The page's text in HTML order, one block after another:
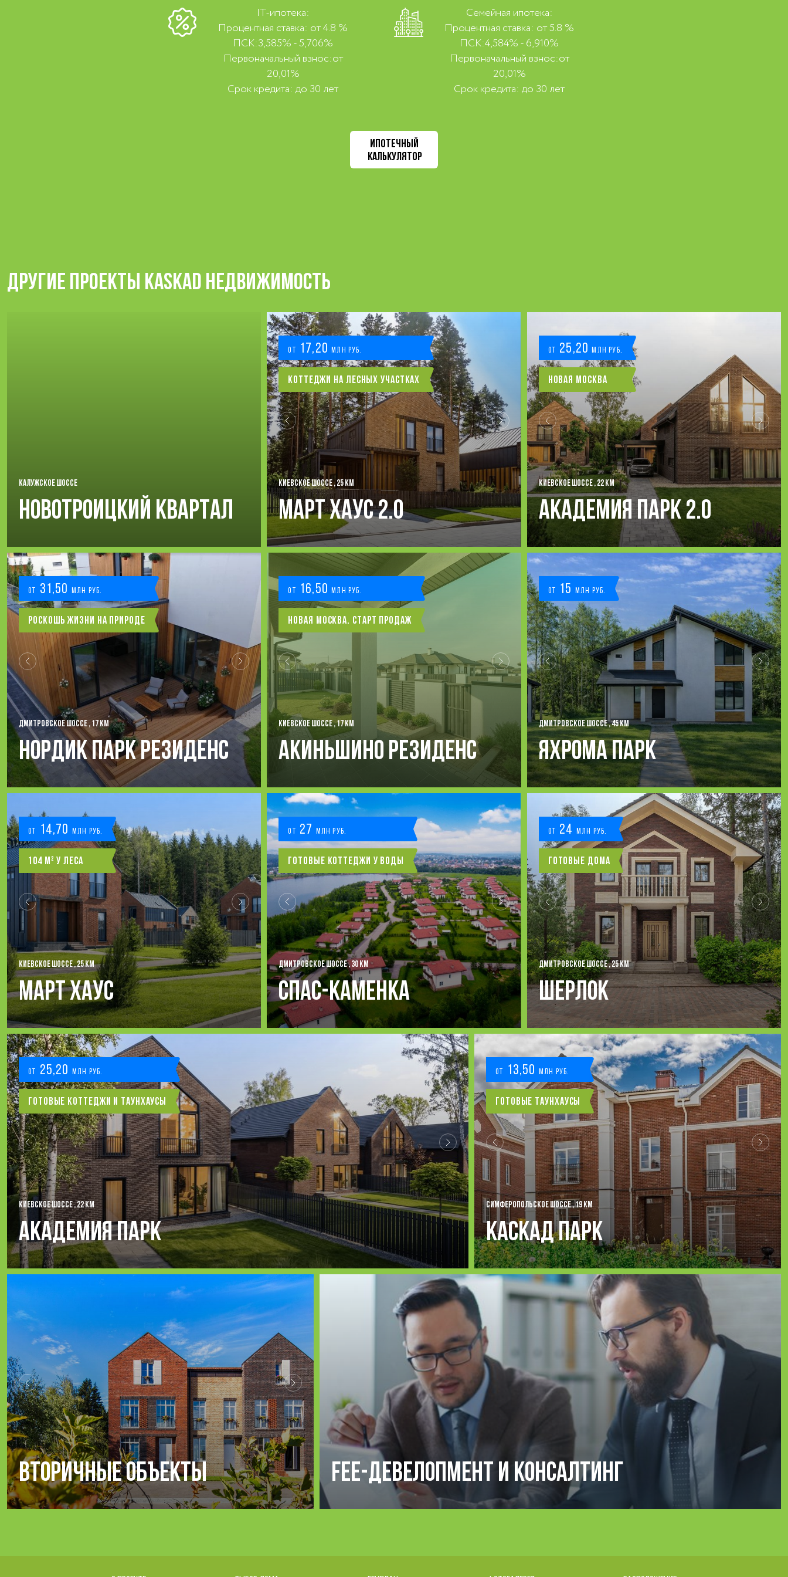
IT-ипотека:
Процентная ставка: от 4.8 %
ПСК:3,585% - 5,706%
Первоначальный взнос:от
20,01%
Срок кредита: до 30 лет
Семейная ипотека:
Процентная ставка: от 5.8 %
ПСК:4,584% - 6,910%
Первоначальный взнос:от
20,01%
Срок кредита: до 30 лет
ИПОТЕЧНЫЙ
КАЛЬКУЛЯТОР
ДРУГИЕ ПРОЕКТЫ KASKAD НЕДВИЖИМОСТЬ
КАЛУЖСКОЕ ШОССЕ
Новотроицкий Квартал
от 17,20млн руб.
Коттеджи на лесных участках
КИЕВСКОЕ ШОССЕ , 25 КМ
Март Хаус 2.0
от 25,20млн руб.
Новая Москва
КИЕВСКОЕ ШОССЕ , 22 КМ
Академия Парк 2.0
от 31,50 млн руб.
Роскошь жизни на природе
ДМИТРОВСКОЕ ШОССЕ , 17 КМ
Нордик Парк Резиденс
от 16,50млн руб.
Новая Москва. Старт продаж
КИЕВСКОЕ ШОССЕ , 17 КМ
Акиньшино Резиденс
от 15 млн руб.
ДМИТРОВСКОЕ ШОССЕ , 45 КМ
Яхрома Парк
от 14,70 млн руб.
104 м² у леса
КИЕВСКОЕ ШОССЕ , 25 КМ
Март Хаус
от 27 млн руб.
Готовые коттеджи у воды
ДМИТРОВСКОЕ ШОССЕ , 30 КМ
Спас-Каменка
от 24 млн руб.
Готовые дома
ДМИТРОВСКОЕ ШОССЕ , 25 КМ
Шерлок
от 25,20 млн руб.
Готовые коттеджи и таунхаусы
КИЕВСКОЕ ШОССЕ , 22 КМ
Академия Парк
от 13,50 млн руб.
Готовые таунхаусы
СИМФЕРОПОЛЬСКОЕ ШОССЕ , 19 КМ
Каскад Парк
Вторичные объекты Fee-девелопмент и консалтинг